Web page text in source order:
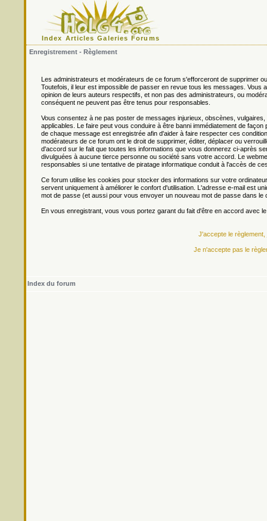
Index Articles Galeries Forums
Enregistrement - Règlement
Les administrateurs et modérateurs de ce forum s'efforceront de supprimer
Toutefois, il leur est impossible de passer en revue tous les messages.
opinion de leurs auteurs respectifs, et non pas des administrateurs, ou
conséquent ne peuvent pas être tenus pour responsables.
Vous consentez à ne pas poster de messages injurieux, obscènes,
applicables. Le faire peut vous conduire à être banni immédiatement de
de chaque message est enregistrée afin d'aider à faire respecter ces
modérateurs de ce forum ont le droit de supprimer, éditer, déplacer ou
d'accord sur le fait que toutes les informations que vous donnerez ci-après
divulguées à aucune tierce personne ou société sans votre accord. Le
responsables si une tentative de piratage informatique conduit à l'accès de
Ce forum utilise les cookies pour stocker des informations sur votre
servent uniquement à améliorer le confort d'utilisation. L'adresse e-mail est
mot de passe (et aussi pour vous envoyer un nouveau mot de passe dans le
En vous enregistrant, vous vous portez garant du fait d'être en accord avec
J'accepte le
Je n'accepte pas le
Index du forum